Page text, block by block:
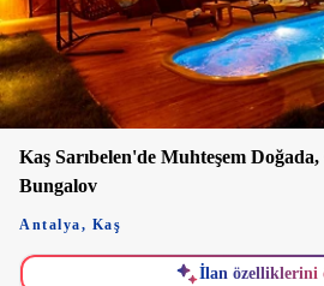
Kaş Sarıbelen'de Muhteşem
Bungalov
Antalya, Kaş
İlan özelliklerini